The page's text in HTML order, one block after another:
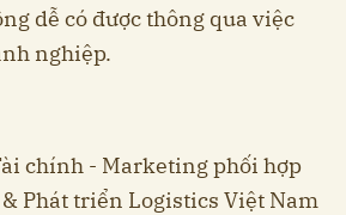
dễ có được thông qua việc
nghiệp.
chính - Marketing phối hợp
Phát triển Logistics Việt Nam